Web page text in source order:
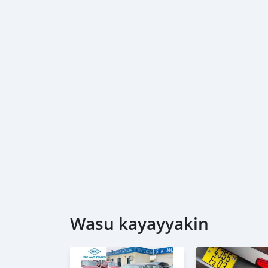
Wasu kayayyakin